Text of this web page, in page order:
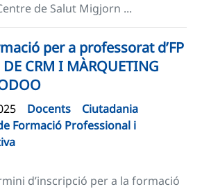
de Salut Migjorn ...
per a professorat d’FP
CRM I MÀRQUETING
Docents
Ciutadania
Formació Professional i
d’inscripció per a la formació